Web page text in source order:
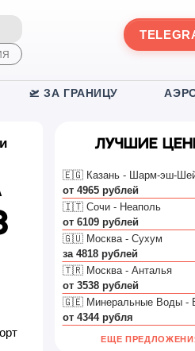
🛫 ЗА ГРАНИЦУ
Лучшие
🇪🇬 Казань - Шарм-эш-
от 4965 рублей
🇮🇹 Сочи - Неаполь
от 6109 рублей
🇬🇺 Москва - Сухум
за 4818 рублей
🇹🇷 Москва - Анталья
от 3538 рублей
🇬🇪 Минеральные Воды -
от 4344 рубля
ЕЩЕ